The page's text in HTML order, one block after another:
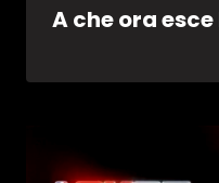
A che ora